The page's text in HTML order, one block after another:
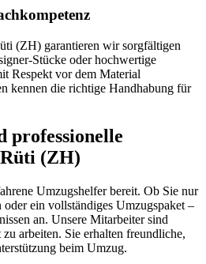
(ZH) garantieren wir sorgfältigen
Stücke oder hochwertige
Respekt vor dem Material
kennen die richtige Handhabung für
professionelle
(ZH)
Umzugshelfer bereit. Ob Sie nur
ein vollständiges Umzugspaket –
an. Unsere Mitarbeiter sind
arbeiten. Sie erhalten freundliche,
beim Umzug.